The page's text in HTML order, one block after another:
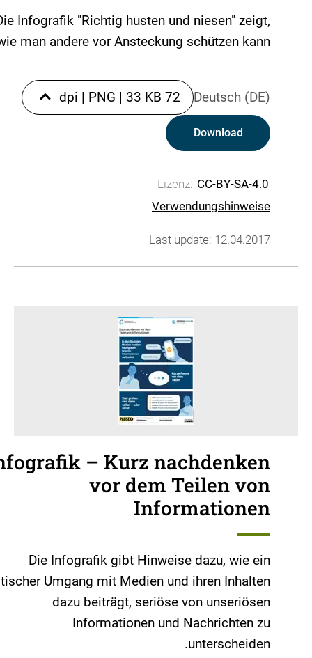
Infografik "Richtig husten und niesen" zeigt,
man andere vor Ansteckung schützen kann.
Deutsch (DE)
72 dpi
| PNG | 33 KB
Download
Lizenz: CC-BY-SA-4.0
Verwendungshinweise
Last update: 12.04.2017
– Kurz nachdenken
vor dem Teilen von
Informationen
Die Infografik gibt Hinweise dazu, wie ein
Umgang mit Medien und ihren Inhalten
dazu beiträgt, seriöse von unseriösen
Informationen und Nachrichten zu
unterscheiden.